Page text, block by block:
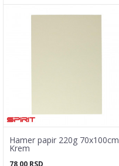
Hamer papir 220g 70x100cm
Krem
78,00 RSD